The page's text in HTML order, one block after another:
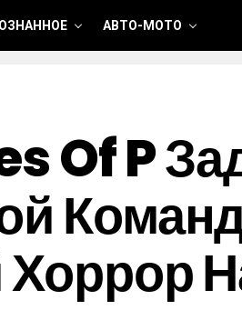
АВТО-МОТО
Of P
Хоррор